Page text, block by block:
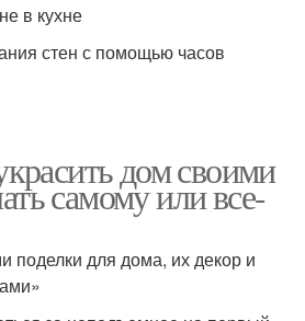
в кухне
стен с помощью часов
дом своими
самому или все-
поделки для дома, их декор и